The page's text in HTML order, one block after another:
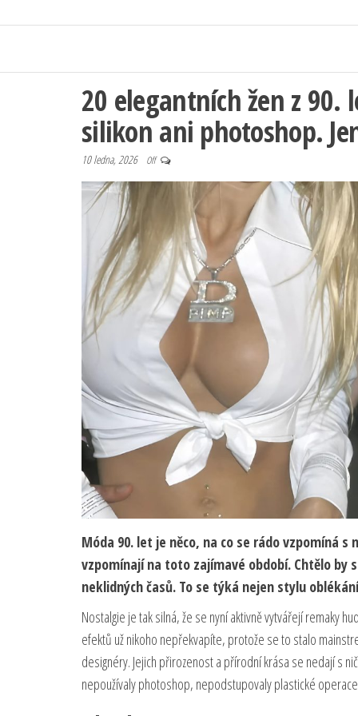
20 elegantních žen z
silikon ani photoshop.
10 ledna, 2026 Off
Móda 90. let je něco, na co se rádo vzpomíná
vzpomínají na toto zajímavé období. Chtělo by
neklidných časů. To se týká nejen stylu
Nostalgie je tak silná, že se nyní aktivně vytvářejí remaky
efektů už nikoho nepřekvapíte, protože se to stalo
designéry. Jejich přirozenost a přírodní krása se nedají s
nepoužívaly photoshop, nepodstupovaly plastické